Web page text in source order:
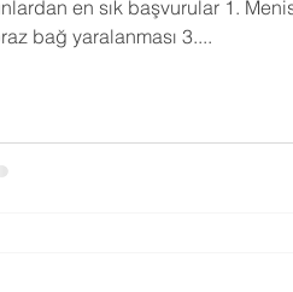
en sık başvurular 1.
bağ yaralanması 3....